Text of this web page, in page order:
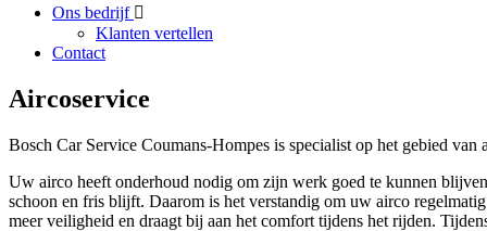
Ons bedrijf
Klanten vertellen
Contact
Aircoservice
Bosch Car Service Coumans-Hompes is specialist op het gebied
Uw airco heeft onderhoud nodig om zijn werk goed te kunnen
schoon en fris blijft. Daarom is het verstandig om uw airco
meer veiligheid en draagt bij aan het comfort tijdens het rijden.